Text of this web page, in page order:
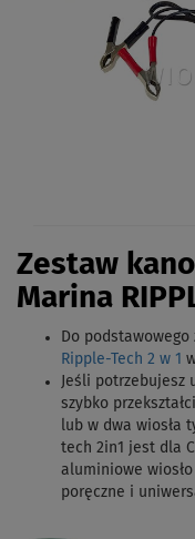
Zestaw
Marina
Do
Ripple-Tech 2 w 1
Jeśli potrzebujesz
szybko
lub w dwa wiosła
tech 2in1 jest dla
aluminiowe
poręczne i